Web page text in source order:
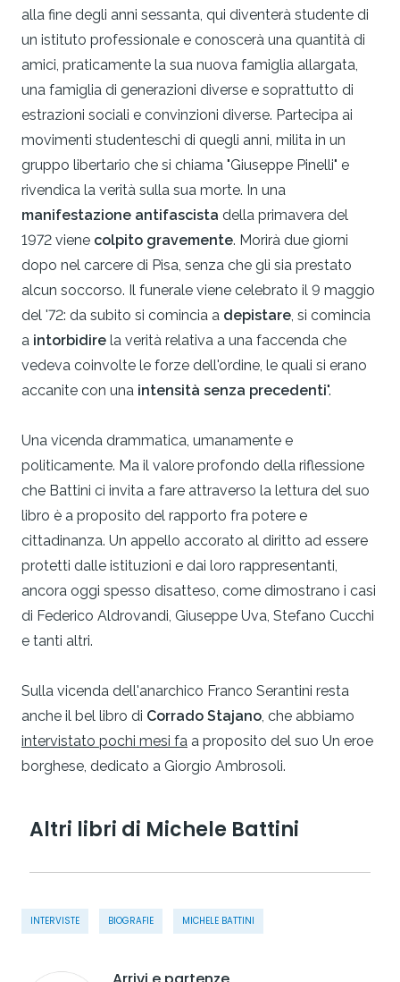
INTERVISTE BIOGRAFIE MICHELE BATTINI
alla fine degli anni sessanta, qui diventerà studente di
un istituto professionale e conoscerà una quantità di
amici, praticamente la sua nuova famiglia allargata,
una famiglia di generazioni diverse e soprattutto di
estrazioni sociali e convinzioni diverse. Partecipa ai
movimenti studenteschi di quegli anni, milita in un
gruppo libertario che si chiama "Giuseppe Pinelli" e
rivendica la verità sulla sua morte. In una
manifestazione antifascista della primavera del
1972 viene colpito gravemente. Morirà due giorni
dopo nel carcere di Pisa, senza che gli sia prestato
alcun soccorso. Il funerale viene celebrato il 9 maggio
del '72: da subito si comincia a depistare, si comincia
a intorbidire la verità relativa a una faccenda che
vedeva coinvolte le forze dell'ordine, le quali si erano
accanite con una intensità senza precedenti".
Una vicenda drammatica, umanamente e
politicamente. Ma il valore profondo della riflessione
che Battini ci invita a fare attraverso la lettura del suo
libro è a proposito del rapporto fra potere e
cittadinanza. Un appello accorato al diritto ad essere
protetti dalle istituzioni e dai loro rappresentanti,
ancora oggi spesso disatteso, come dimostrano i casi
di Federico Aldrovandi, Giuseppe Uva, Stefano Cucchi
e tanti altri.
Sulla vicenda dell'anarchico Franco Serantini resta
anche il bel libro di Corrado Stajano, che abbiamo
intervistato pochi mesi fa a proposito del suo Un eroe
borghese, dedicato a Giorgio Ambrosoli.
Altri libri di Michele Battini